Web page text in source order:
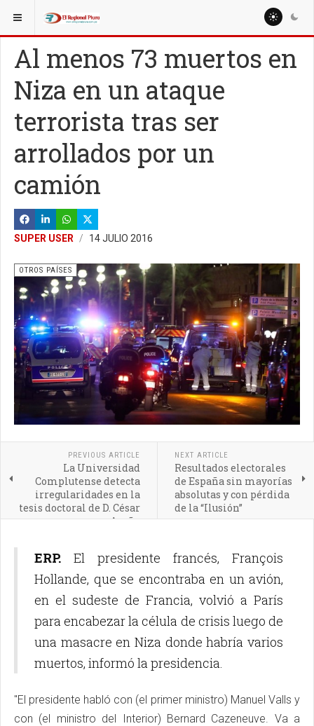
ESTÁ AQUÍ:
Al menos 73 muertos en
Niza en un ataque
terrorista tras ser
arrollados por un
camión
SUPER USER 14 JULIO 2016
OTROS PAÍSES
PREVIOUS ARTICLE
La Universidad
Complutense detecta
irregularidades en la
tesis doctoral de D. César
Acuña
NEXT ARTICLE
Resultados electorales
de España sin mayorías
absolutas y con pérdida
de la “Ilusión”
ERP. El presidente francés, François
Hollande, que se encontraba en un avión,
en el sudeste de Francia, volvió a París
para encabezar la célula de crisis luego de
una masacre en Niza donde habría varios
muertos, informó la presidencia.
"El presidente habló con (el primer ministro) Manuel Valls y
con (el ministro del Interior) Bernard Cazeneuve. Va a